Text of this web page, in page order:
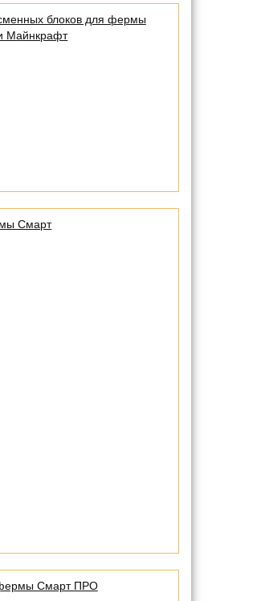
блоков для фермы
Майнкрафт
Смарт
Смарт ПРО